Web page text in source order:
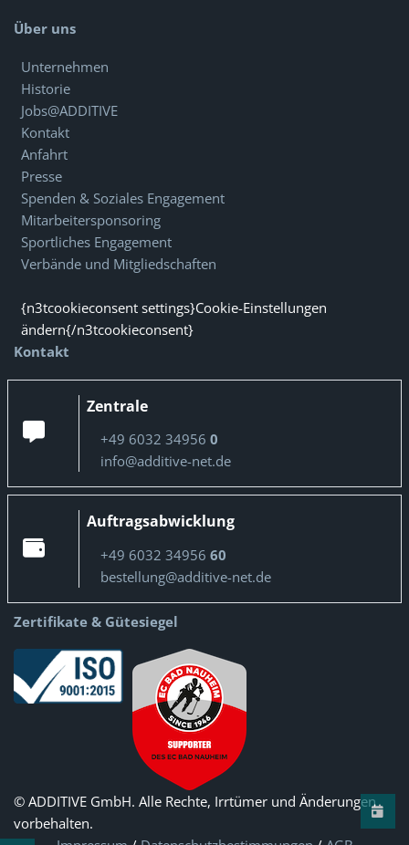
Über uns
Unternehmen
Historie
Jobs@ADDITIVE
Kontakt
Anfahrt
Presse
Spenden & Soziales Engagement
Mitarbeitersponsoring
Sportliches Engagement
Verbände und Mitgliedschaften
{n3tcookieconsent settings}Cookie-Einstellungen
ändern{/n3tcookieconsent}
Kontakt
Zentrale
+49 6032 34956 0
info@additive-net.de
Auftragsabwicklung
+49 6032 34956 60
bestellung@additive-net.de
Zertifikate & Gütesiegel
© ADDITIVE GmbH. Alle Rechte, Irrtümer und Änderungen
vorbehalten.